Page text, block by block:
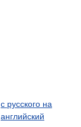
с русского на
английский